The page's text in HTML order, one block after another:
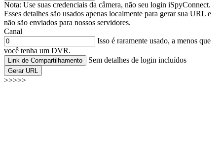
Nota: Use suas credenciais da câmera, não seu login iSpyConnect.
Esses detalhes são usados apenas localmente para gerar sua URL e
não são enviados para nossos servidores.
Canal
Isso é raramente usado, a menos que
você tenha um DVR.
Link de Compartilhamento Sem detalhes de login incluídos
Gerar URL
>>>>>